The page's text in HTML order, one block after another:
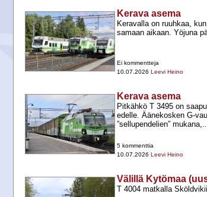
Kerava asema
Keravalla on ruuhkaa,
samaan aikaan. Yöjuna
Ei kommentteja
10.07.2026 Leevi Heino
Kerava asema
Pitkähkö T 3495 on
edelle. Äänekosken G-​
”sellupendelien”
5 kommenttia
10.07.2026 Leevi Heino
Välillä Kytömaa
T 4004 matkalla